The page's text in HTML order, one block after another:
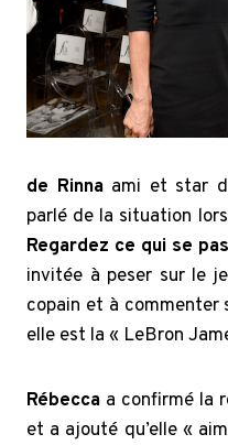
de Rinnaami et star
parlé de la situation
Regardez ce qui se
invitée à peser sur le
copain et à commenter
elle est la « LeBron
Rébecca a confirmé la
et a ajouté qu’elle «